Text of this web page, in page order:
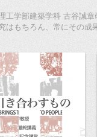
工学部建築学科 古谷誠章
はもちろん、常にその成